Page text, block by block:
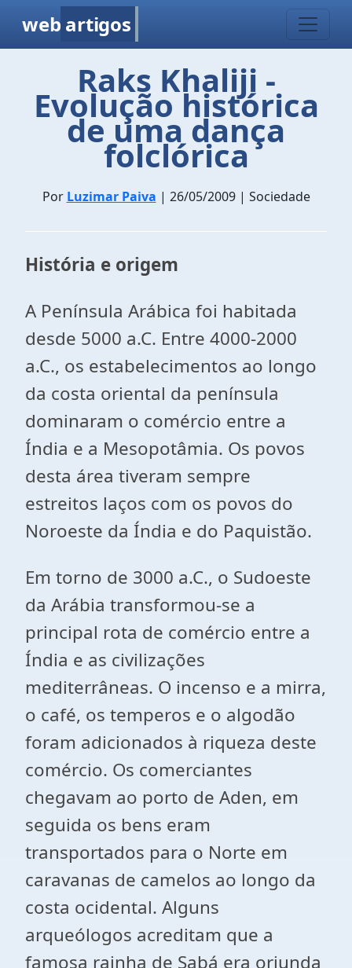
web artigos
Raks Khaliji -
Evolução histórica
de uma dança
folclórica
Por Luzimar Paiva | 26/05/2009 | Sociedade
História e origem
A Península Arábica foi habitada
desde 5000 a.C. Entre 4000-2000
a.C., os estabelecimentos ao longo
da costa oriental da península
dominaram o comércio entre a
Índia e a Mesopotâmia. Os povos
desta área tiveram sempre
estreitos laços com os povos do
Noroeste da Índia e do Paquistão.
Em torno de 3000 a.C., o Sudoeste
da Arábia transformou-se a
principal rota de comércio entre a
Índia e as civilizações
mediterrâneas. O incenso e a mirra,
o café, os temperos e o algodão
foram adicionados à riqueza deste
comércio. Os comerciantes
chegavam ao porto de Aden, em
seguida os bens eram
transportados para o Norte em
caravanas de camelos ao longo da
costa ocidental. Alguns
arqueólogos acreditam que a
famosa rainha de Sabá era oriunda